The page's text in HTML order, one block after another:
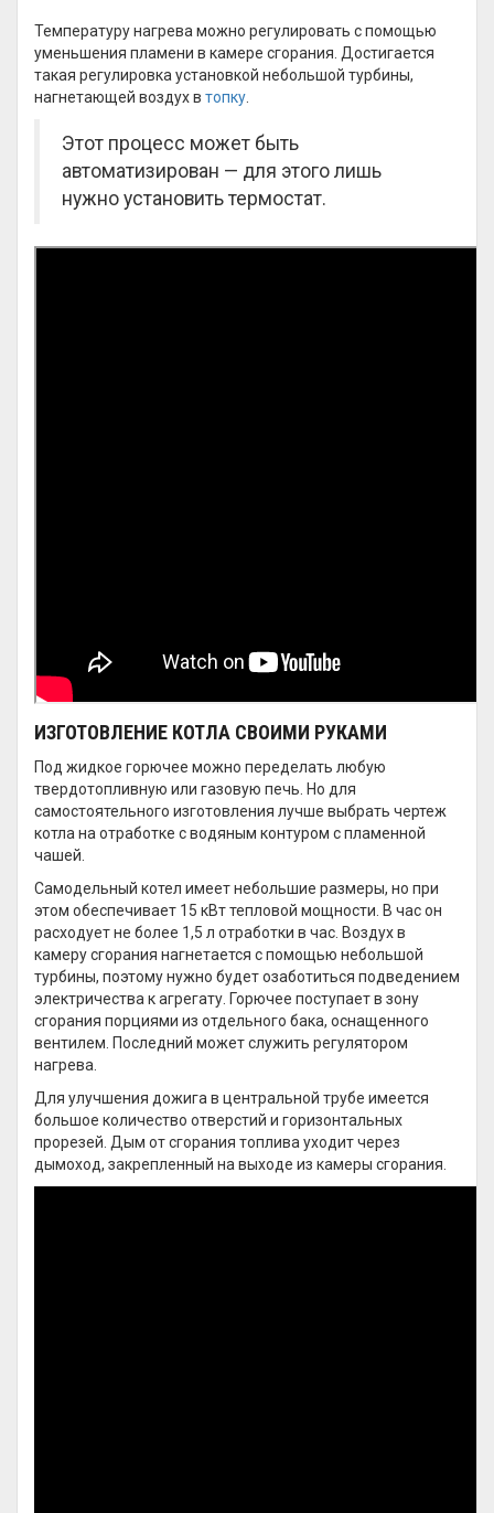
Температуру нагрева можно регулировать с помощью
уменьшения пламени в камере сгорания. Достигается
такая регулировка установкой небольшой турбины,
нагнетающей воздух в топку.
Этот процесс может быть
автоматизирован — для этого лишь
нужно установить термостат.
ИЗГОТОВЛЕНИЕ КОТЛА СВОИМИ РУКАМИ
Под жидкое горючее можно переделать любую
твердотопливную или газовую печь. Но для
самостоятельного изготовления лучше выбрать чертеж
котла на отработке с водяным контуром с пламенной
чашей.
Самодельный котел имеет небольшие размеры, но при
этом обеспечивает 15 кВт тепловой мощности. В час он
расходует не более 1,5 л отработки в час. Воздух в
камеру сгорания нагнетается с помощью небольшой
турбины, поэтому нужно будет озаботиться подведением
электричества к агрегату. Горючее поступает в зону
сгорания порциями из отдельного бака, оснащенного
вентилем. Последний может служить регулятором
нагрева.
Для улучшения дожига в центральной трубе имеется
большое количество отверстий и горизонтальных
прорезей. Дым от сгорания топлива уходит через
дымоход, закрепленный на выходе из камеры сгорания.